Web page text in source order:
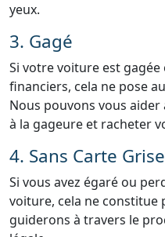
yeux.
3. Gagé
Si votre voiture est
financiers, cela ne pose
Nous pouvons vous
à la gageure et racheter
4. Sans Carte Grise
Si vous avez égaré ou
voiture, cela ne constitue
guiderons à travers le